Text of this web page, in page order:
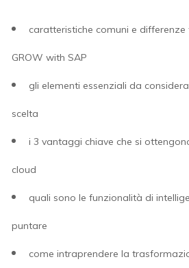
caratteristiche comuni e differenze
GROW with SAP
gli elementi essenziali da
scelta
i 3 vantaggi chiave che si
cloud
quali sono le funzionalità di
puntare
come intraprendere la